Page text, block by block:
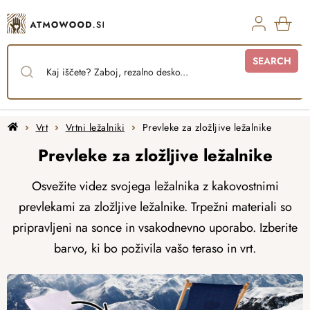
to
content
SEARCH
Home
Vrt Vrtni ležalniki Prevleke za zložljive ležalnike
Prevleke za zložljive ležalnike
Osvežite videz svojega ležalnika z kakovostnimi
prevlekami za zložljive ležalnike. Trpežni materiali so
pripravljeni na sonce in vsakodnevno uporabo. Izberite
barvo, ki bo poživila vašo teraso in vrt.